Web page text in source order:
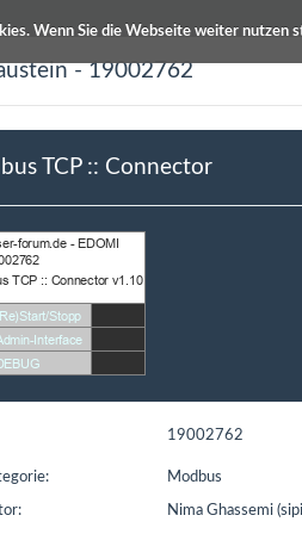
Wenn Sie die Webseite weiter nutzen
:: Connector
- 19002762
TCP :: Connector
19002762
Modbus
Nima Ghassemi